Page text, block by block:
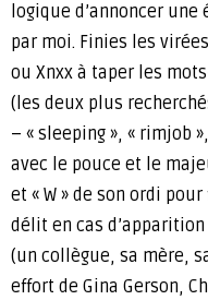
logique d’annoncer une
par moi. Finies les
ou Xnxx à taper les
(les deux plus
– « sleeping », « rimjob
avec le pouce et le
et « W » de son ordi
délit en cas
(un collègue, sa mère,
effort de Gina Gerson,